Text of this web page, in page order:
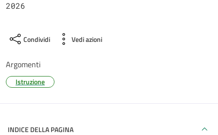
2026
Condividi Vedi azioni
Argomenti
Istruzione
INDICE DELLA PAGINA